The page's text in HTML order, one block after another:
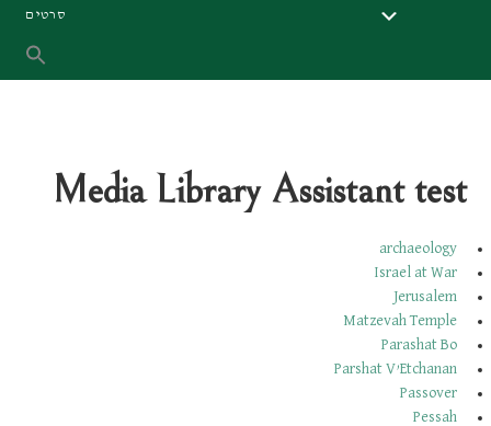
סרטים
Media Library Assistant test
archaeology
Israel at War
Jerusalem
Matzevah Temple
Parashat Bo
Parshat V’Etchanan
Passover
Pessah